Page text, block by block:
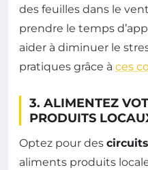
des feuilles dans le
prendre le temps
aider à diminuer le
pratiques grâce à ces
3. ALIMENTEZ
PRODUITS
Optez pour des
aliments produits